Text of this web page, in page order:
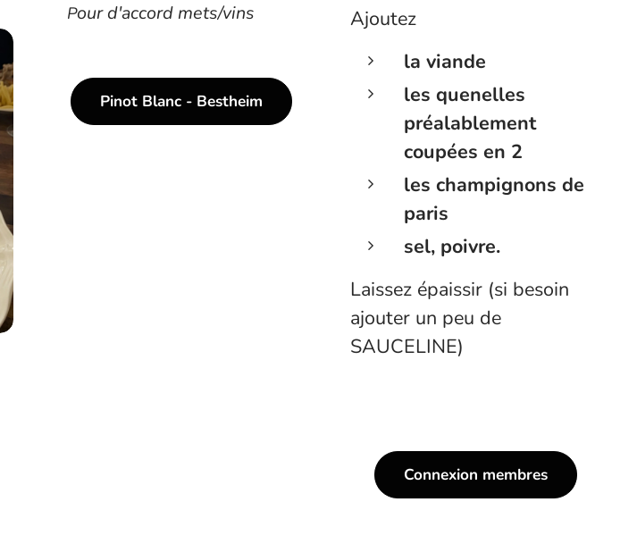
Pour d'accord mets/vins
Pinot Blanc - Bestheim
Ajoutez
la viande
les quenelles
préalablement
coupées en 2
les champignons de
paris
sel, poivre.
Laissez épaissir (si besoin
ajouter un peu de
SAUCELINE)
Connexion membres